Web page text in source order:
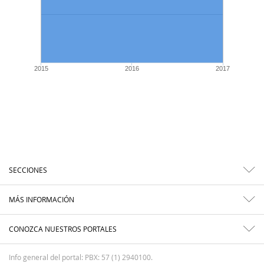
2015 2016 2017
SECCIONES
MÁS INFORMACIÓN
CONOZCA NUESTROS PORTALES
Info general del portal: PBX: 57 (1) 2940100.